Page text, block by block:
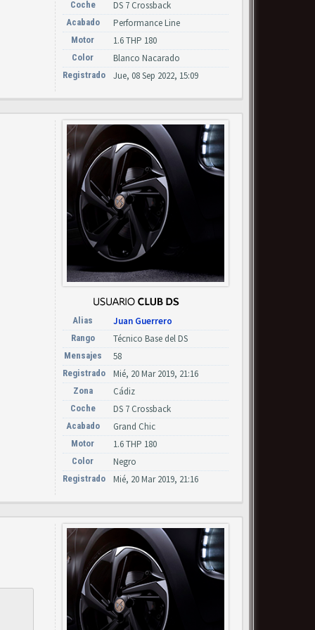
Coche DS 7 Crossback
Acabado Performance Line
Motor 1.6 THP 180
Color Blanco Nacarado
Registrado Jue, 08 Sep 2022, 15:09
Alias Juan Guerrero
Rango Técnico Base del DS
Mensajes 58
Registrado Mié, 20 Mar 2019, 21:16
Zona Cádiz
Coche DS 7 Crossback
Acabado Grand Chic
Motor 1.6 THP 180
Color Negro
Registrado Mié, 20 Mar 2019, 21:16